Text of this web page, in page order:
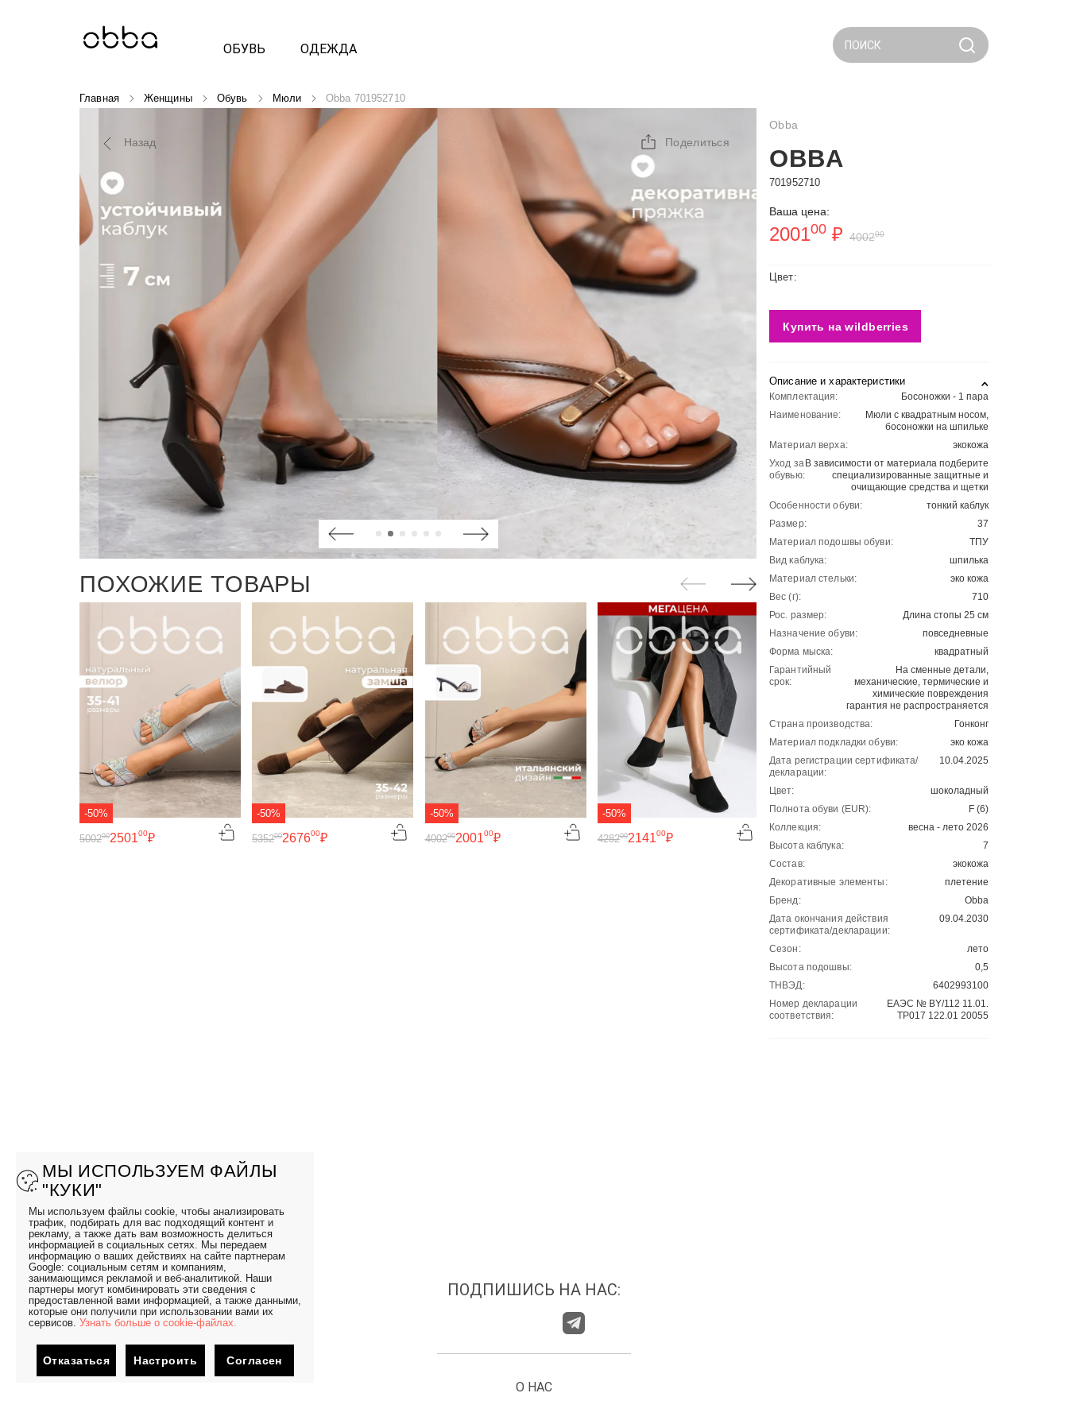
ОБУВЬ ОДЕЖДА ПОИСК
Главная Женщины Обувь Мюли Obba 701952710
Назад Поделиться
ПОХОЖИЕ ТОВАРЫ
-50%
250100₽
500200
-50%
267600₽
535200
-50%
200100₽
400200
-50%
214100₽
428200
-50% -50%
Obba
OBBA
701952710
Ваша цена:
200100 ₽ 400200
Цвет:
Купить на wildberries
Описание и характеристики
Комплектация:
Босоножки - 1 пара
Наименование:
Мюли с квадратным носом,
босоножки на шпильке
Материал верха:
экокожа
Уход за
обувью:
В зависимости от материала подберите
специализированные защитные и
очищающие средства и щетки
Особенности обуви:
тонкий каблук
Размер:
37
Материал подошвы обуви:
ТПУ
Вид каблука:
шпилька
Материал стельки:
эко кожа
Вес (г):
710
Рос. размер:
Длина стопы 25 см
Назначение обуви:
повседневные
Форма мыска:
квадратный
Гарантийный
срок:
На сменные детали,
механические, термические и
химические повреждения
гарантия не распространяется
Страна производства:
Гонконг
Материал подкладки обуви:
эко кожа
Дата регистрации сертификата/
декларации:
10.04.2025
Цвет:
шоколадный
Полнота обуви (EUR):
F (6)
Коллекция:
весна - лето 2026
Высота каблука:
7
Состав:
экокожа
Декоративные элементы:
плетение
Бренд:
Obba
Дата окончания действия
сертификата/декларации:
09.04.2030
Сезон:
лето
Высота подошвы:
0,5
ТНВЭД:
6402993100
Номер декларации
соответствия:
ЕАЭС № BY/112 11.01.
ТР017 122.01 20055
ПОДПИШИСЬ НА НАС:
О НАС
МЫ ИСПОЛЬЗУЕМ ФАЙЛЫ
"КУКИ"
Мы используем файлы cookie, чтобы анализировать
трафик, подбирать для вас подходящий контент и
рекламу, а также дать вам возможность делиться
информацией в социальных сетях. Мы передаем
информацию о ваших действиях на сайте партнерам
Google: социальным сетям и компаниям,
занимающимся рекламой и веб-аналитикой. Наши
партнеры могут комбинировать эти сведения с
предоставленной вами информацией, а также данными,
которые они получили при использовании вами их
сервисов. Узнать больше о cookie-файлах.
Отказаться Настроить Согласен